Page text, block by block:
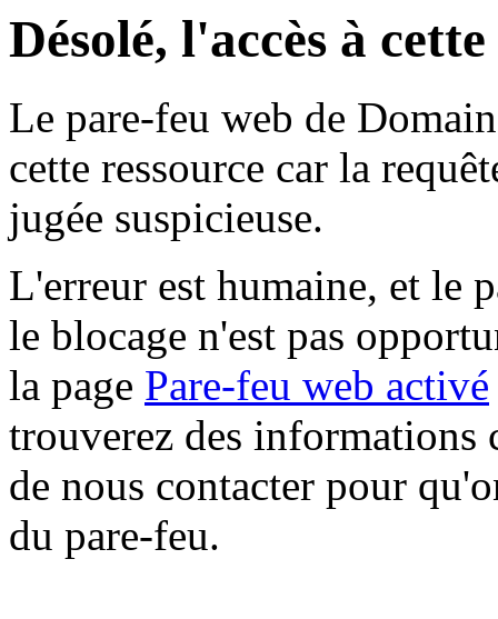
Désolé, l'accès à
Le pare-feu web de
cette ressource car la
jugée suspicieuse.
L'erreur est humaine, et le
le blocage n'est pas
la page Pare-feu web activé
trouverez des informations
de nous contacter pour
du pare-feu.